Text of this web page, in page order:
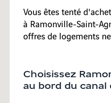
Caluire-
Ambérieu-
Décines-
Vous êtes tenté
à Ramonville-Saint-
offres de logements
Choisissez
au bord du canal